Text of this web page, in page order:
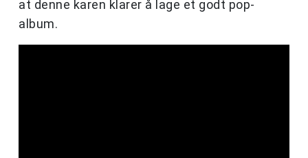
at denne karen klarer å lage et godt pop-
album.